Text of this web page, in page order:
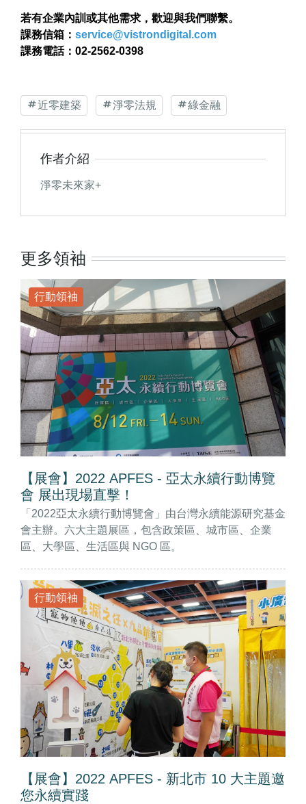
若有企業內訓或其他需求，歡迎與我們聯繫。
課務信箱： service@vistrondigital.com
課務電話：02-2562-0398
近零建築 淨零法規 綠金融
作者介紹
淨零未來家+
更多領袖
行動領袖
【展會】2022 APFES - 亞太永續行動博覽
會 展出現場直擊！
「2022亞太永續行動博覽會」由台灣永續能源研究基金
會主辦。六大主題展區，包含政策區、城市區、企業
區、大學區、生活區與 NGO 區。
行動領袖
【展會】2022 APFES - 新北市 10 大主題邀
您永續實踐